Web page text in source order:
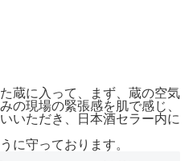
蔵に入って、まず、蔵の空気
の現場の緊張感を肌で感じ、
いただき、日本酒セラー内に
に守っております。